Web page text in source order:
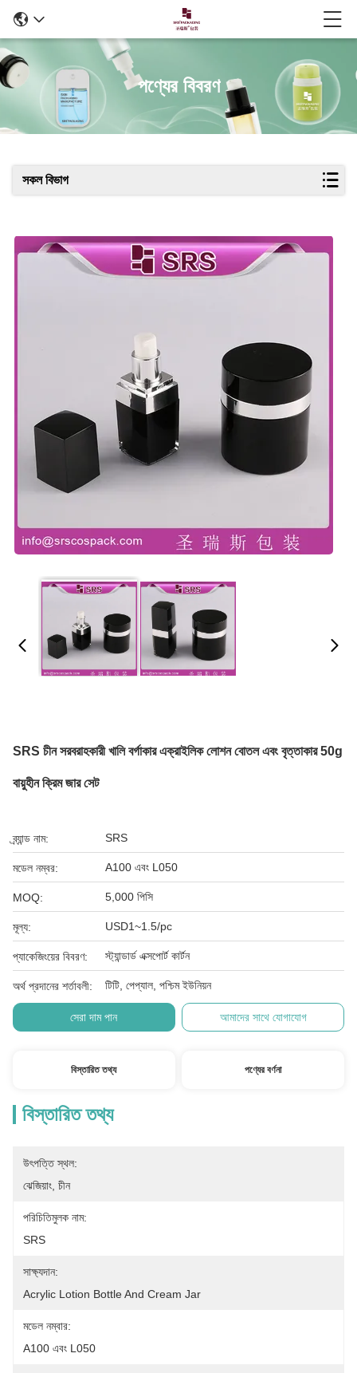
পণ্যের বিবরণ
সকল বিভাগ
SRS চীন সরবরাহকারী খালি বর্গাকার এক্রাইলিক লোশন বোতল এবং বৃত্তাকার 50g
বায়ুহীন ক্রিম জার সেট
ব্র্যান্ড নাম: SRS
মডেল নম্বর: A100 এবং L050
MOQ: 5,000 পিসি
মূল্য: USD1~1.5/pc
প্যাকেজিংয়ের বিবরণ: স্ট্যান্ডার্ড এক্সপোর্ট কার্টন
অর্থ প্রদানের শর্তাবলী: টিটি, পেপ্যাল, পশ্চিম ইউনিয়ন
সেরা দাম পান আমাদের সাথে যোগাযোগ
বিস্তারিত তথ্য পণ্যের বর্ণনা
বিস্তারিত তথ্য
উৎপত্তি স্থল:
ঝেজিয়াং, চীন
পরিচিতিমুলক নাম:
SRS
সাক্ষ্যদান:
Acrylic Lotion Bottle And Cream Jar
মডেল নম্বার:
A100 এবং L050